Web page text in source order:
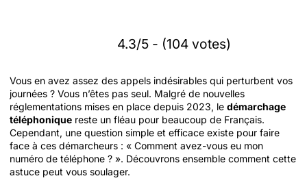
4.3/5 - (104 votes)
Vous en avez assez des appels indésirables qui perturbent vos
journées ? Vous n’êtes pas seul. Malgré de nouvelles
réglementations mises en place depuis 2023, le démarchage
téléphonique reste un fléau pour beaucoup de Français.
Cependant, une question simple et efficace existe pour faire
face à ces démarcheurs : « Comment avez-vous eu mon
numéro de téléphone ? ». Découvrons ensemble comment cette
astuce peut vous soulager.